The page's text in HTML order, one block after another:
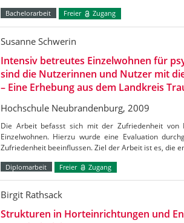
Bachelorarbeit Freier Zugang
Susanne Schwerin
Intensiv betreutes Einzelwohnen für
sind die Nutzerinnen und Nutzer mit
– Eine Erhebung aus dem Landkreis
Hochschule Neubrandenburg, 2009
Die Arbeit befasst sich mit der Zufriedenheit von
Einzelwohnen. Hierzu wurde eine Evaluation
Zufriedenheit beeinflussen. Ziel der Arbeit ist es, die
Diplomarbeit Freier Zugang
Birgit Rathsack
Strukturen in Horteinrichtungen und